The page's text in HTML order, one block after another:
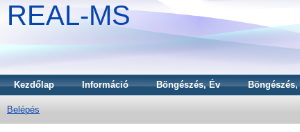
REAL-MS
Kezdőlap Információ Böngészés, Év
Belépés